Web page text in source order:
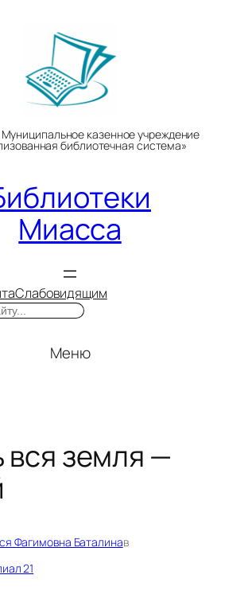
казенное учреждение
библиотечная система»
Миасса
Слабовидящим
Меню
вся земля —
Фагимовна Баталинав
21